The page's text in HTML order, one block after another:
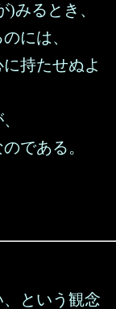
みるとき、
には、
持たせぬよ
である。
という観念